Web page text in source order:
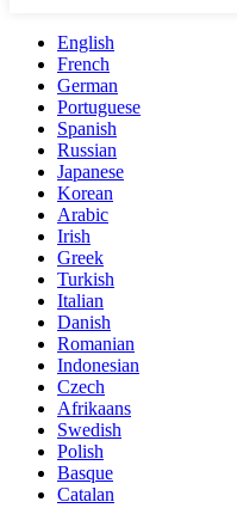
English
French
German
Portuguese
Spanish
Russian
Japanese
Korean
Arabic
Irish
Greek
Turkish
Italian
Danish
Romanian
Indonesian
Czech
Afrikaans
Swedish
Polish
Basque
Catalan